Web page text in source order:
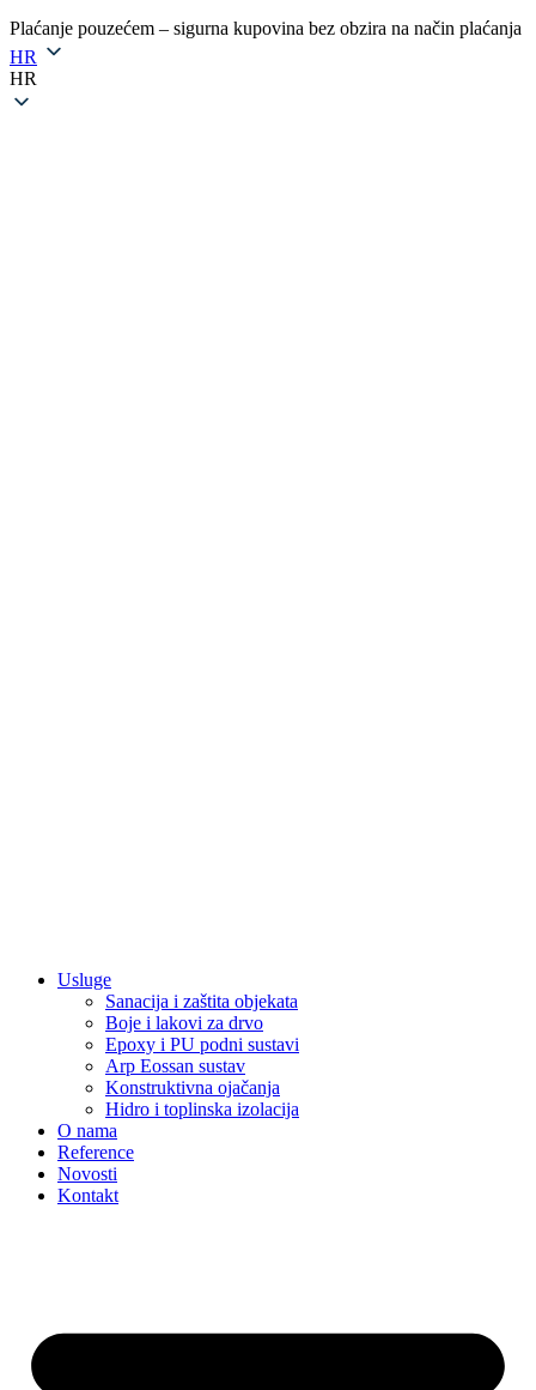
Plaćanje pouzećem – sigurna kupovina bez obzira na način plaćanja
HR
HR
Usluge
Sanacija i zaštita objekata
Boje i lakovi za drvo
Epoxy i PU podni sustavi
Arp Eossan sustav
Konstruktivna ojačanja
Hidro i toplinska izolacija
O nama
Reference
Novosti
Kontakt